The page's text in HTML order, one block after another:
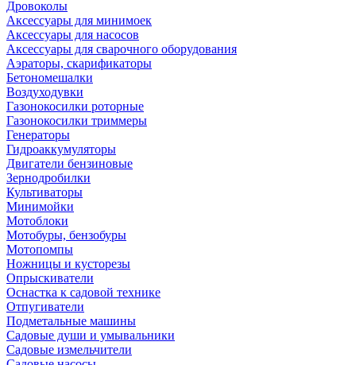
Дровоколы
Аксессуары для минимоек
Аксессуары для насосов
Аксессуары для сварочного оборудования
Аэраторы, скарификаторы
Бетономешалки
Воздуходувки
Газонокосилки роторные
Газонокосилки триммеры
Генераторы
Гидроаккумуляторы
Двигатели бензиновые
Зернодробилки
Культиваторы
Минимойки
Мотоблоки
Мотобуры, бензобуры
Мотопомпы
Ножницы и кусторезы
Опрыскиватели
Оснастка к садовой технике
Отпугиватели
Подметальные машины
Садовые души и умывальники
Садовые измельчители